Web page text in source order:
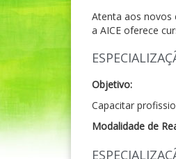
Atenta aos novos
a AICE oferece
Objetivo:
Capacitar
Modalidade de